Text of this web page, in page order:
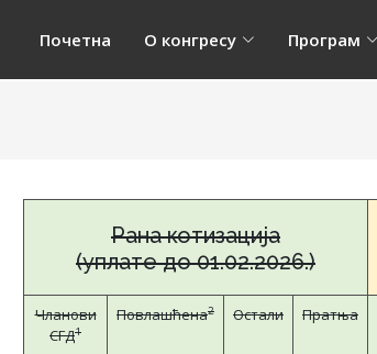
Почетна О конгресу Програм
Рана котизација
(уплате до 01.02.2026.)
Чланови
СГД1
Повлашћенa2 Остали Пратња